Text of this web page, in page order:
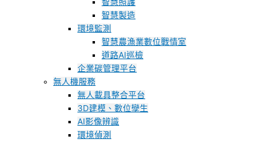
智慧製造
環境監測
智慧農漁業數位戰情室
道路AI巡檢
企業碳管理平台
無人機服務
無人載具整合平台
3D建模、數位孿生
AI影像辨識
環境偵測